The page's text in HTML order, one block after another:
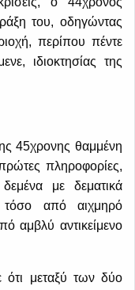
του, οδηγώντας
περίπου πέντε
ιδιοκτησίας της
45χρονης θαμμένη
πληροφορίες,
με δεματικά
από αιχμηρό
αμβλύ αντικείμενο
ότι μεταξύ των δύο